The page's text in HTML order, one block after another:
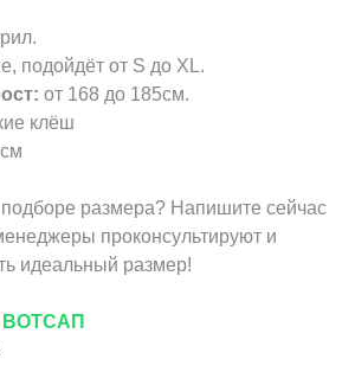
подойдёт от S до XL.
от 168 до 185см.
клёш
размера? Напишите сейчас
проконсультируют и
идеальный размер!